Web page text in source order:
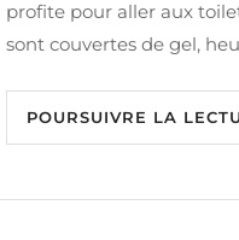
profite pour aller aux
sont couvertes de gel,
POURSUIVRE LA